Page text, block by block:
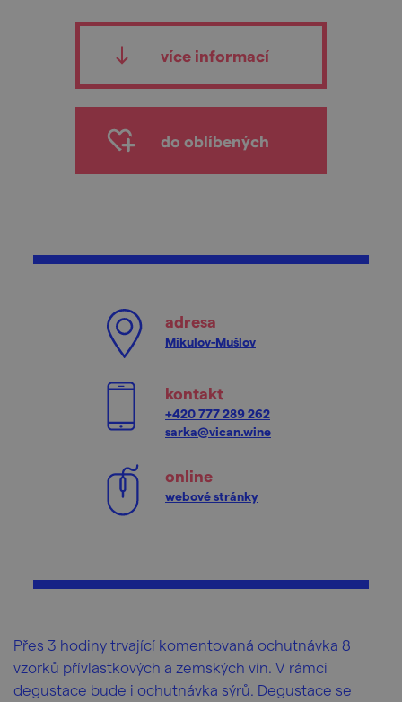
více informací
do oblíbených
adresa
Mikulov-Mušlov
kontakt
+420 777 289 262
sarka@vican.wine
online
webové stránky
Přes 3 hodiny trvající komentovaná ochutnávka 8
vzorků přívlastkových a zemských vín. V rámci
degustace bude i ochutnávka sýrů. Degustace se